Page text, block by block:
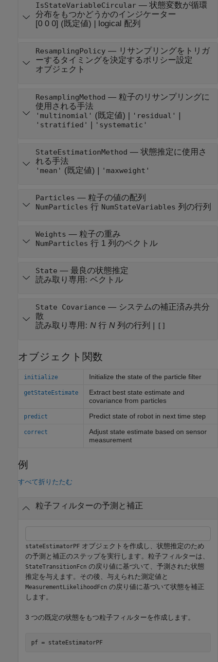
IsStateVariableCircular— 状態変数が循環
分布をもつかどうかのインジケーター
[0 0 0] (既定値) | logical 配列
ResamplingPolicy— リサンプリングをトリガ
ーするタイミングを決定するポリシー設定
オブジェクト
ResamplingMethod — 粒子のリサンプリングに
使用される手法
'multinomial' (既定値) | 'residual' |
'stratified' | 'systematic'
StateEstimationMethod — 状態推定に使用さ
れる手法
'mean' (既定値) | 'maxweight'
Particles — 粒子の値の配列
NumParticles 行 NumStateVariables 列の行列
Weights — 粒子の重み
NumParticles 行 1 列のベクトル
State — 最良の状態推定
読み取り専用: ベクトル
State Covariance — システムの補正済み共分
散
読み取り専用: N行 N列の行列 | []
オブジェクト関数
initialize Initialize the state of the particle filter
getStateEstimate
Extract best state estimate and
covariance from particles
predict Predict state of robot in next time step
correct
Adjust state estimate based on sensor
measurement
例
すべて折りたたむ
粒子フィルターの予測と補正
stateEstimatorPF オブジェクトを作成し、状態推定のため
の予測と補正のステップを実行します。粒子フィルターは、
StateTransitionFcn の戻り値に基づいて、予測された状態
推定を与えます。その後、与えられた測定値と
MeasurementLikelihoodFcn の戻り値に基づいて状態を補正
します。
3 つの既定の状態をもつ粒子フィルターを作成します。
pf = stateEstimatorPF